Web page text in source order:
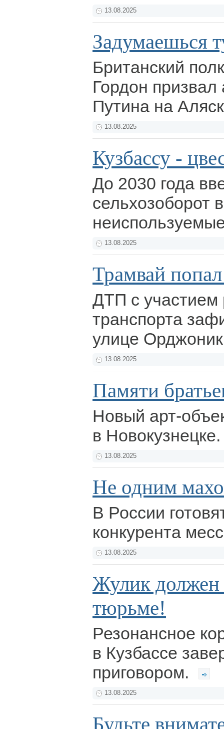
13.08.2025
Задумаешься
Британский
Гордон призвал
Путина на
13.08.2025
Кузбассу -
До 2030 года
сельхозоборот
13.08.2025
Трамвай
ДТП с участием
транспорта
улице
13.08.2025
Памяти
Новый арт-
в
13.08.2025
Не одним
В России
конкурента
13.08.2025
Жулик должен
тюрьме!
Резонансное
в Кузбассе
приговором.
13.08.2025
Будьте